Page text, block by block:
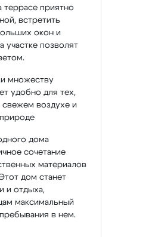
террасе приятно
встретить
окон и
участке позволят
и множеству
удобно для тех,
свежем воздухе и
дома
сочетание
материалов
дом станет
и отдыха,
максимальный
в нем.